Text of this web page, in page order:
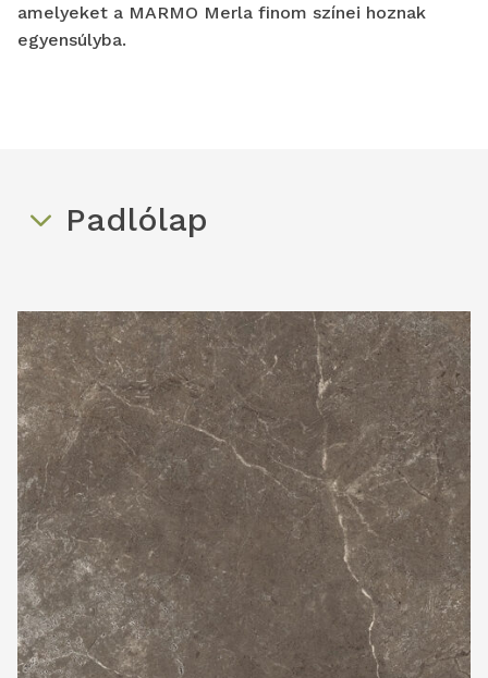
amelyeket a MARMO Merla finom színei hoznak
egyensúlyba.
Padlólap